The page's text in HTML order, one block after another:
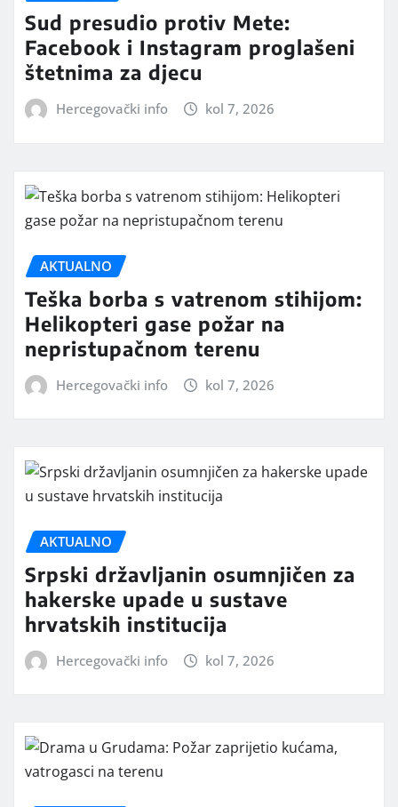
Sud presudio protiv Mete:
Facebook i Instagram proglašeni
štetnima za djecu
Hercegovački info kol 7, 2026
AKTUALNO
Teška borba s vatrenom stihijom:
Helikopteri gase požar na
nepristupačnom terenu
Hercegovački info kol 7, 2026
AKTUALNO
Srpski državljanin osumnjičen za
hakerske upade u sustave
hrvatskih institucija
Hercegovački info kol 7, 2026